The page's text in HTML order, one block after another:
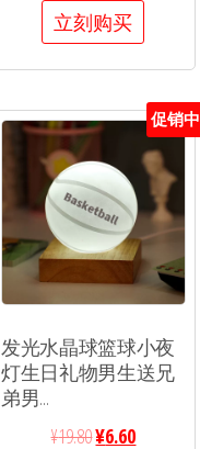
立刻购买
促销中
发光水晶球篮球小夜
灯生日礼物男生送兄
弟男...
¥19.80¥6.60